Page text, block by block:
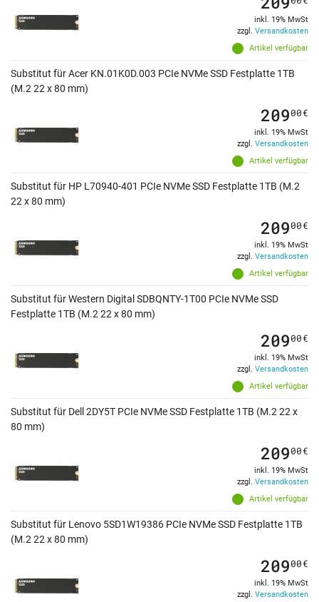
Artikel verfügbar
inkl. 19% MwSt
zzgl. Versandkosten
Substitut für Acer KN.01K0D.003 PCIe NVMe SSD Festplatte 1TB
(M.2 22 x 80 mm)
Artikel verfügbar
20900€
inkl. 19% MwSt
zzgl. Versandkosten
Substitut für HP L70940-401 PCIe NVMe SSD Festplatte 1TB (M.2
22 x 80 mm)
Artikel verfügbar
20900€
inkl. 19% MwSt
zzgl. Versandkosten
Substitut für Western Digital SDBQNTY-1T00 PCIe NVMe SSD
Festplatte 1TB (M.2 22 x 80 mm)
Artikel verfügbar
20900€
inkl. 19% MwSt
zzgl. Versandkosten
Substitut für Dell 2DY5T PCIe NVMe SSD Festplatte 1TB (M.2 22 x
80 mm)
Artikel verfügbar
20900€
inkl. 19% MwSt
zzgl. Versandkosten
Substitut für Lenovo 5SD1W19386 PCIe NVMe SSD Festplatte 1TB
(M.2 22 x 80 mm)
20900€
inkl. 19% MwSt
zzgl. Versandkosten